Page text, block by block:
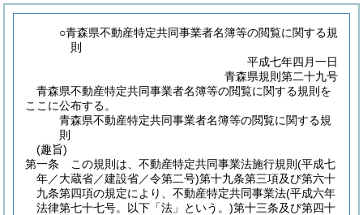
○青森県不動産特定共同事業者名簿等の閲覧に関する規
則
平成七年四月一日
青森県規則第二十九号
青森県不動産特定共同事業者名簿等の閲覧に関する規則を
ここに公布する。
青森県不動産特定共同事業者名簿等の閲覧に関する規
則
(趣旨)
第一条
この規則は、不動産特定共同事業法施行規則 (平成七
年／大蔵省／建設省／令第二号)第十九条第三項及び第六十
九条第四項の規定により、不動産特定共同事業法(平成六年
法律第七十七号。以下「法」という。)第十三条及び第四十